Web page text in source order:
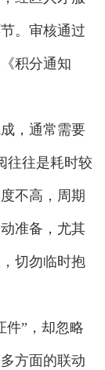
。审核通过
积分通知
，通常需要
往往是耗时较
不高，周期
准备，尤其
切勿临时抱
”，却忽略
方面的联动